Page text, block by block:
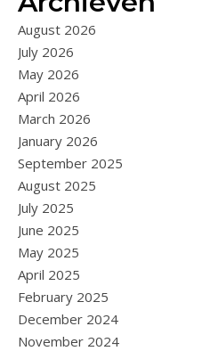
August 2026
July 2026
May 2026
April 2026
March 2026
January 2026
September 2025
August 2025
July 2025
June 2025
May 2025
April 2025
February 2025
December 2024
November 2024